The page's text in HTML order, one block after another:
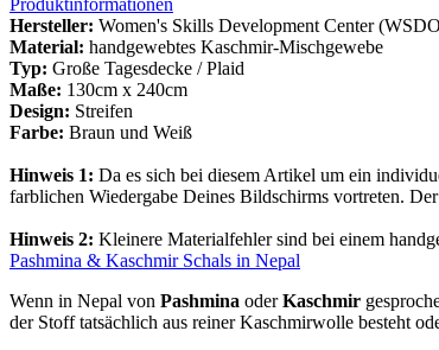
Hersteller: Women's Skills Development Center
Material: handgewebtes Kaschmir-Mischgewebe
Typ: Große Tagesdecke / Plaid
Maße: 130cm x 240cm
Design: Streifen
Farbe: Braun und Weiß
Hinweis 1: Da es sich bei diesem Artikel um ein
farblichen Wiedergabe Deines Bildschirms vortreten.
Hinweis 2: Kleinere Materialfehler sind bei einem
Pashmina & Kaschmir Schals in Nepal
Wenn in Nepal von Pashmina oderKaschmir
der Stoff tatsächlich aus reiner Kaschmirwolle besteht